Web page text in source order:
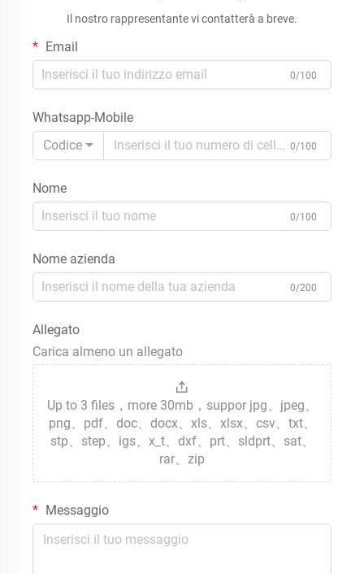
Il nostro rappresentante vi contatterà a breve.
Email
0/100
Whatsapp-Mobile
Codice
0/100
Nome
0/100
Nome azienda
0/200
Allegato
Carica almeno un allegato
Up to 3 files，more 30mb，suppor jpg、jpeg、
png、pdf、doc、docx、xls、xlsx、csv、txt、
stp、step、igs、x_t、dxf、prt、sldprt、sat、
rar、zip
Messaggio